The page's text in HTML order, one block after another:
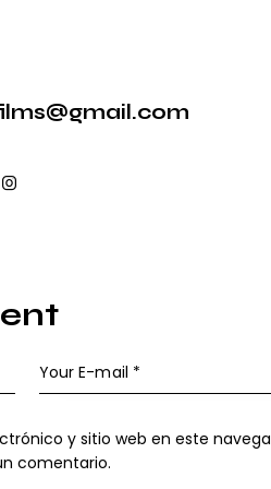
y sitio web en este
comentario.